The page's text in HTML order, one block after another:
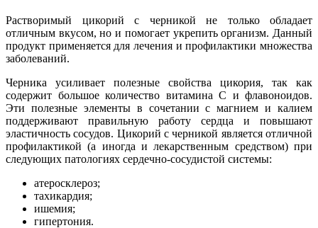
Растворимый цикорий с черникой не только обладает
отличным вкусом, но и помогает укрепить организм. Данный
продукт применяется для лечения и профилактики множества
заболеваний.
Черника усиливает полезные свойства цикория, так как
содержит большое количество витамина С и флавоноидов.
Эти полезные элементы в сочетании с магнием и калием
поддерживают правильную работу сердца и повышают
эластичность сосудов. Цикорий с черникой является отличной
профилактикой (а иногда и лекарственным средством) при
следующих патологиях сердечно-сосудистой системы:
атеросклероз;
тахикардия;
ишемия;
гипертония.